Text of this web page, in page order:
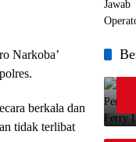
Narkoba’
berkala dan
tidak terlibat